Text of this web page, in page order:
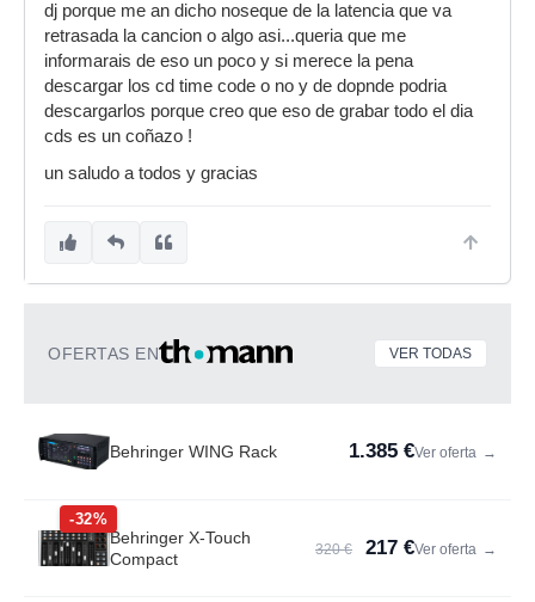
dj porque me an dicho noseque de la latencia que va
retrasada la cancion o algo asi...queria que me
informarais de eso un poco y si merece la pena
descargar los cd time code o no y de dopnde podria
descargarlos porque creo que eso de grabar todo el dia
cds es un coñazo !
un saludo a todos y gracias
OFERTAS EN VER TODAS
Behringer WING Rack 1.385 €Ver oferta →
-32%
Behringer X-Touch
Compact
320 € 217 €Ver oferta →